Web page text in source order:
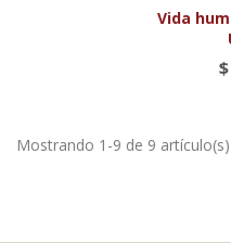
Vida
Mostrando 1-9 de 9 artículo(s)